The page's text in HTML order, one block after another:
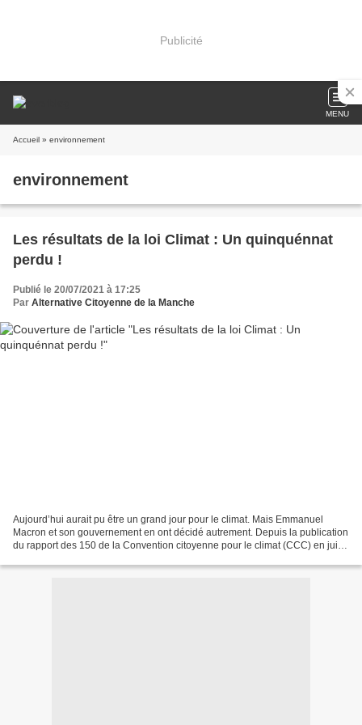
Publicité
MENU
Accueil » environnement
environnement
Les résultats de la loi Climat : Un quinquénnat
perdu !
Publié le 20/07/2021 à 17:25
Par Alternative Citoyenne de la Manche
Aujourd’hui aurait pu être un grand jour pour le climat. Mais Emmanuel
Macron et son gouvernement en ont décidé autrement. Depuis la publication
du rapport des 150 de la Convention citoyenne pour le climat (CCC) en juin